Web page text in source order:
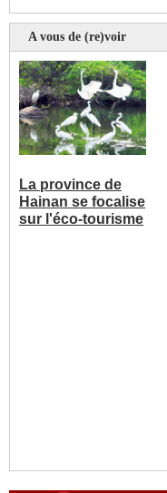
A vous de (re)voir
La province de
Hainan se focalise
sur l'éco-tourisme